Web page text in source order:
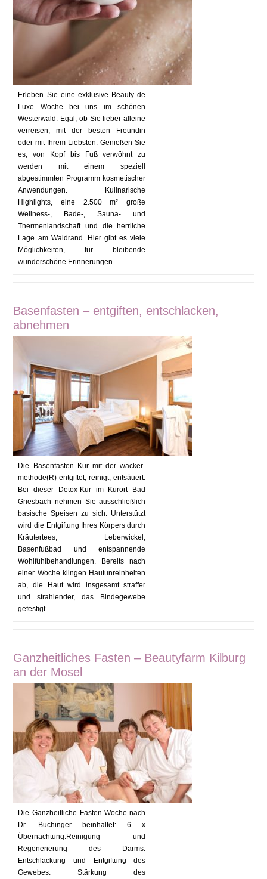
Erleben Sie eine exklusive Beauty de
Luxe Woche bei uns im schönen
Westerwald. Egal, ob Sie lieber alleine
verreisen, mit der besten Freundin
oder mit Ihrem Liebsten. Genießen Sie
es, von Kopf bis Fuß verwöhnt zu
werden mit einem speziell
abgestimmten Programm kosmetischer
Anwendungen. Kulinarische
Highlights, eine 2.500 m² große
Wellness-, Bade-, Sauna- und
Thermenlandschaft und die herrliche
Lage am Waldrand. Hier gibt es viele
Möglichkeiten, für bleibende
wunderschöne Erinnerungen.
Basenfasten – entgiften, entschlacken,
abnehmen
Die Basenfasten Kur mit der wacker-
methode(R) entgiftet, reinigt, entsäuert.
Bei dieser Detox-Kur im Kurort Bad
Griesbach nehmen Sie ausschließlich
basische Speisen zu sich. Unterstützt
wird die Entgiftung Ihres Körpers durch
Kräutertees, Leberwickel,
Basenfußbad und entspannende
Wohlfühlbehandlungen. Bereits nach
einer Woche klingen Hautunreinheiten
ab, die Haut wird insgesamt straffer
und strahlender, das Bindegewebe
gefestigt.
Ganzheitliches Fasten – Beautyfarm Kilburg
an der Mosel
Die Ganzheitliche Fasten-Woche nach
Dr. Buchinger beinhaltet: 6 x
Übernachtung.Reinigung und
Regenerierung des Darms.
Entschlackung und Entgiftung des
Gewebes. Stärkung des